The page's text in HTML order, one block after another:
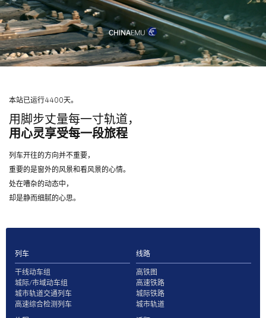
本站已运行4400天。
用脚步丈量每一寸轨道，
用心灵享受每一段旅程
列车开往的方向并不重要，
重要的是窗外的风景和看风景的心情。
处在嘈杂的动态中，
却是静而细腻的心思。
列车
干线动车组
城际/市域动车组
城市轨道交通列车
高速综合检测列车
线路
高铁图
高速铁路
城际铁路
城市轨道